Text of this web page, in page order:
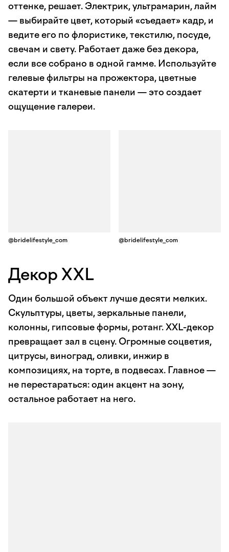
оттенке, решает. Электрик, ультрамарин, лайм
— выбирайте цвет, который «съедает» кадр, и
ведите его по флористике, текстилю, посуде,
свечам и свету. Работает даже без декора,
если все собрано в одной гамме. Используйте
гелевые фильтры на прожектора, цветные
скатерти и тканевые панели — это создает
ощущение галереи.
@bridelifestyle_com @bridelifestyle_com
Декор XXL
Один большой объект лучше десяти мелких.
Скульптуры, цветы, зеркальные панели,
колонны, гипсовые формы, ротанг. XXL-декор
превращает зал в сцену. Огромные соцветия,
цитрусы, виноград, оливки, инжир в
композициях, на торте, в подвесах. Главное —
не перестараться: один акцент на зону,
остальное работает на него.